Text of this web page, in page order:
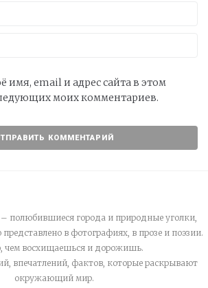
имя, email и адрес сайта в этом
моих комментариев.
– полюбившиеся города и природные уголки,
в фотографиях, в прозе и поэзии.
чем восхищаешься и дорожишь.
впечатлений, фактов, которые раскрывают
окружающий мир.